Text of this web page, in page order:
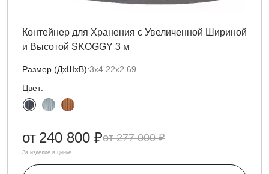
Контейнер для Хранения с Увеличенной Шириной
и Высотой SKOGGY 3 м
Размер (ДxШxВ):3х4.22х2.69
Цвет:
277 000 ₽
от 240 800 ₽
За изделие в цинке